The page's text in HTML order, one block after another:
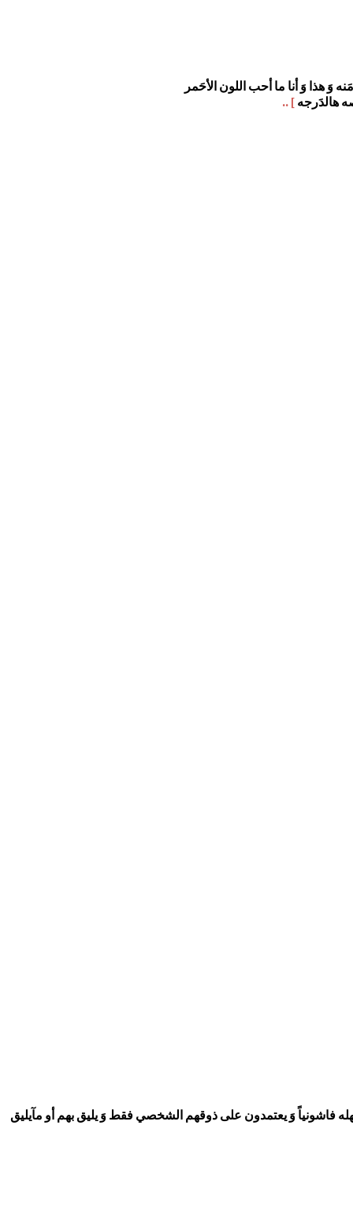
هذا وَ أنا ما أحب اللون الأحَمر
هالدَرجه ] ..
فاشونياً وَ يعتمدون على ذوقهم الشخصي فقط وَ يليق بهم أو مآيليق